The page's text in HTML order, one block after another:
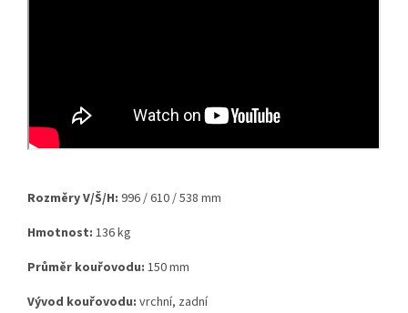
Rozměry V/Š/H: 996 / 610 / 538 mm
Hmotnost: 136 kg
Průměr kouřovodu: 150 mm
Vývod kouřovodu: vrchní, zadní